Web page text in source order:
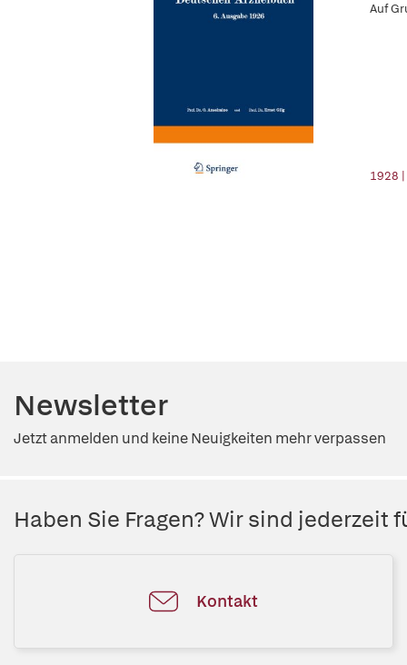
Auf
1928
Newsletter
Jetzt anmelden und keine Neuigkeiten mehr verpassen
Haben Sie Fragen? Wir sind jederzeit
Kontakt